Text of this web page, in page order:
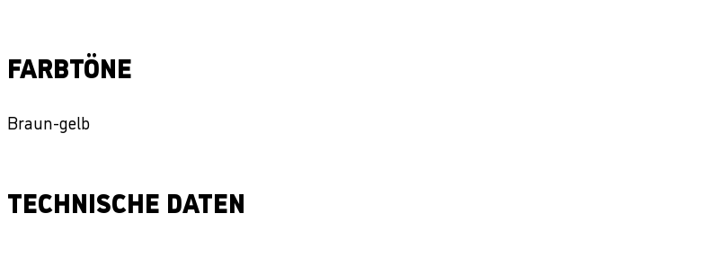
FARBTÖNE
Braun-gelb
TECHNISCHE DATEN